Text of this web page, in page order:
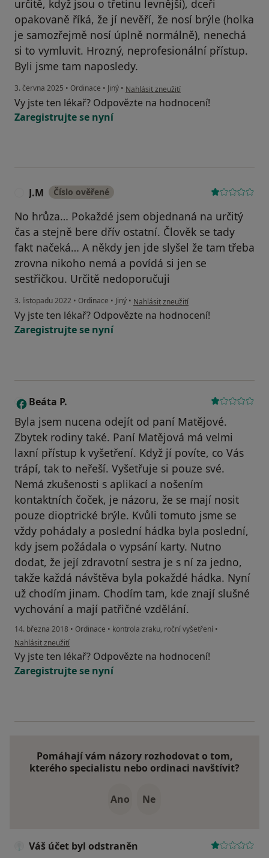
určitě, když jsou o třetinu levnější), dceři
opakovaně říká, že jí nevěří, že nosí brýle (holka
je samozřejmě nosí úplně normálně), nenechá
si to vymluvit. Hrozný, neprofesionální přístup.
Byli jsme tam naposledy.
3. června 2025 • Ordinace • Jiný • podle názoru uživatele negmah
Nahlásit zneužití
Vy jste ten lékař? Odpovězte na hodnocení!
Zaregistrujte se nyní
J.M Číslo ověřené
No hrůza… Pokaždé jsem objednaná na určitý
čas a stejně bere dřív ostatní. Člověk se tady
fakt načeká… A někdy jen jde slyšel že tam třeba
zrovna nikoho nemá a povídá si jen se
sestřičkou. Určitě nedoporučuji
3. listopadu 2022 • Ordinace • Jiný • podle názoru uživatele J.M
Nahlásit zneužití
Vy jste ten lékař? Odpovězte na hodnocení!
Zaregistrujte se nyní
B Beáta P.
Byla jsem nucena odejít od paní Matějové.
Zbytek rodiny také. Paní Matějová má velmi
laxní přístup k vyšetření. Když jí povíte, co Vás
trápí, tak to neřeší. Vyšetřuje si pouze své.
Nemá zkušenosti s aplikací a nošením
kontaktních čoček, je názoru, že se mají nosit
pouze dioptrické brýle. Kvůli tomuto jsme se
vždy pohádaly a poslední hádka byla poslední,
kdy jsem požádala o vypsání karty. Nutno
dodat, že její zdravotní sestra je s ní za jedno,
takže každá návštěva byla pokaždé hádka. Nyní
už chodím jinam. Chodím tam, kde znají slušné
vychování a mají patřičné vzdělání.
14. března 2018 • Ordinace • kontrola zraku, roční vyšetření •
podle názoru uživatele Beáta P.
Nahlásit zneužití
Vy jste ten lékař? Odpovězte na hodnocení!
Zaregistrujte se nyní
Pomáhají vám názory rozhodovat o tom,
kterého specialistu nebo ordinaci navštívit?
Ano Ne
Váš účet byl odstraněn